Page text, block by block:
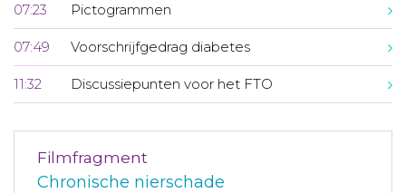
07:23 Pictogrammen
07:49 Voorschrijfgedrag diabetes
11:32 Discussiepunten voor het FTO
Filmfragment
Chronische nierschade